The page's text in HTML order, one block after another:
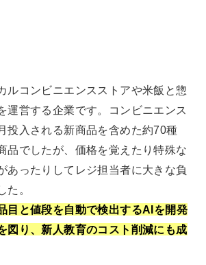
ルコンビニエンスストアや米飯と惣
運営する企業です。コンビニエンス
投入される新商品を含めた約70種
品でしたが、価格を覚えたり特殊な
あったりしてレジ担当者に大きな負
た。
目と値段を自動で検出するAIを開発
図り、新人教育のコスト削減にも成